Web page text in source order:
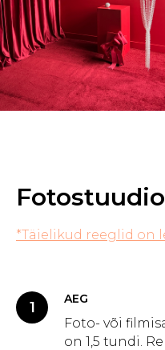
*Täielikud reeglid on
AEG
Foto- või
on 1,5 tundi.